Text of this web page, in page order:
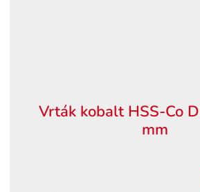
Vrták kobalt HSS-Co
mm